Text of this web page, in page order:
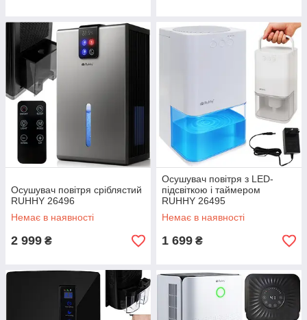
Осушувач повітря сріблястий
RUHHY 26496
Немає в наявності
2 999 ₴
Осушувач повітря з LED-
підсвіткою і таймером
RUHHY 26495
Немає в наявності
1 699 ₴